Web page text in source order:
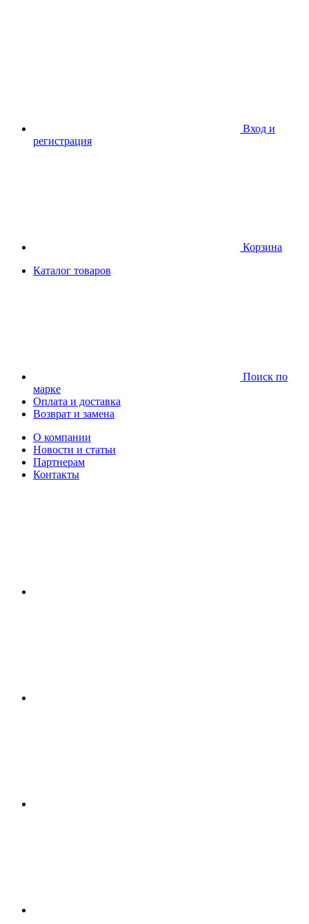
Вход и
регистрация
Корзина
Каталог товаров
Поиск по
марке
Оплата и доставка
Возврат и замена
О компании
Новости и статьи
Партнерам
Контакты